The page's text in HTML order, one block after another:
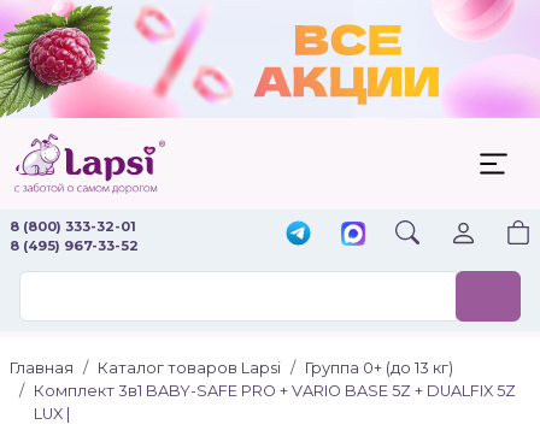
8 (800) 333-32-01
8 (495) 967-33-52
Главная Каталог товаров Lapsi
Группа 0+ (до 13 кг)
Комплект 3в1 BABY-SAFE PRO + VARIO BASE 5Z + DUALFIX 5Z
LUX |